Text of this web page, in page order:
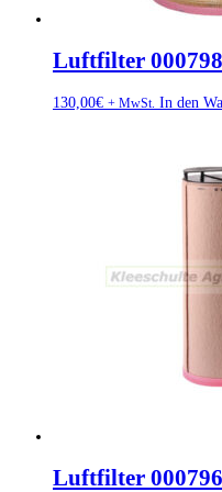
Luftfilter
130,00€ + MwSt. In den
Luftfilter